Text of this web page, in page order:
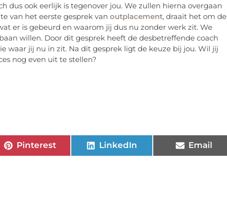
dus ook eerlijk is tegenover jou. We zullen hierna overgaan
van het eerste gesprek van outplacement, draait het om de
er is gebeurd en waarom jij dus nu zonder werk zit. We
willen. Door dit gesprek heeft de desbetreffende coach
waar jij nu in zit. Na dit gesprek ligt de keuze bij jou. Wil jij
nog even uit te stellen?
Pinterest LinkedIn Email